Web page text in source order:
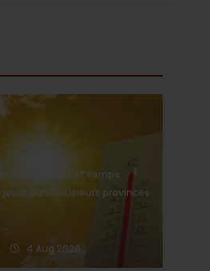
de chaleur et temps
dans plusieurs provinces
4 Aug 2026